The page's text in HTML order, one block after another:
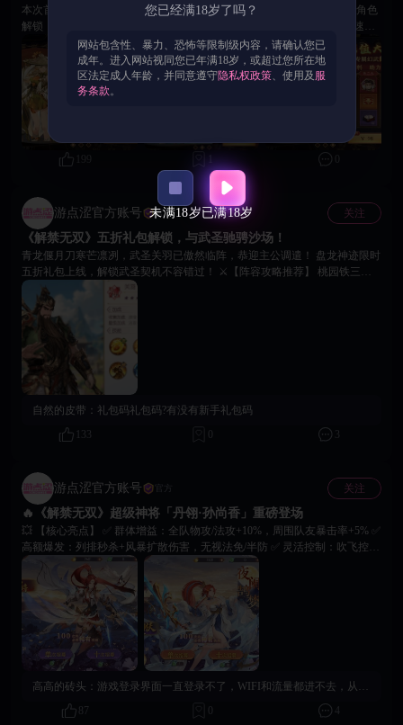
本次首充回馈全面升级，多档特惠礼包助力英雄养成、战力提升与红颜角色
解锁，让你的三国之旅更加精彩！ 💎 首充至尊礼包 开启豪华奖励，快速获
得四星神将黄月英及珍稀道具，解锁专属剧情任务，丰富互动玩法等待你的
探索。 💎 特惠成长礼包 超值30元礼包，轻松解锁黄月英稀有永久皮肤，同
时提升角色星级与好感度，养成效率直线提升，颜值战力双开花！ 💎 豪华
主公礼包 98元即可解锁刘备专属幻武【雌雄双股剑】，助力无双觉醒，全线
提升生命、双攻、双防与速度，让主公实力大幅跃升！ ❤️ 沉浸互动玩法 铜
雀台与藏精阁玩法全新开启，多位红颜英雄等待你的召唤，触发丰富互动剧
情，体验专属养成与战力加成，沉浸感满满！ 🙌 与美女英雄角色触发丰富
互动剧情，情趣宝箱内含蜡烛，皮鞭，震动棒，电击仪等多种互动道具，体
演刘备三顾茅庐与性转版诸葛亮女谋士发生令人遐想连篇的涩涩情节！
1
游点涩官方账号 官方 关注
《解禁无双》五折礼包解锁，与武圣驰骋沙场！
青龙偃月刀寒芒凛冽，武圣关羽已傲然临阵，恭迎主公调遣！ 盘龙神迹限时
五折礼包上线，解锁武圣契机不容错过！ ⚔【阵容攻略推荐】 桃园铁三角
（关羽 + 刘备 + 张飞）：激活专属羁绊可大幅提升全军攻防属性； 搭配珍
品「羊脂玉佩」，强化团队生存与续航能力，助力主公稳占战局先机。 📕
【武圣心得征集】 诚邀各位主公分享关羽培养攻略、阵容搭配，小编将从评
论区中抽取 3 位主公，送出独家专属「解禁无双资源补给包」！ ⏰ 活动倒
计时开启中，让武圣关羽为你横扫千军，问鼎三国霸业！
自然的皮带： 礼包码礼包码?有没有新手礼包码
游点涩官方账号 官方 关注
🔥《解禁无双》超级神将「丹翎·孙尚香」重磅登场
💥 【核心亮点】 ✅ 群体增益：全队物攻/法攻+10%，周围队友暴击率+5% ✅
高额爆发：列排秒杀+风暴扩散伤害，无视法免/半防 ✅ 灵活控制：吹飞控场
+封怒压制，非支配控一键清除 🎁【更多活动】 ➊ 专属幻武「枭姬烈弩」：
开局回怒+暴击伤害拉满，单挑全场生效 ➋ 传说皮肤「夜阑鹄梦」：朱红马
尾+流光裙摆，颜值收藏双在线 ⏰七日限时专属活动，即刻登录《解禁无
双》，执掌箭神之威，开启全新征伐传奇！
高高的砖头： 游戏登录界面一直登录不了，WIFI和流量都进不去，从新下载游戏也进不去
87
4
您已经满18岁了吗？
网站包含性、暴力、恐怖等限制级内容，请确认您已
成年。进入网站视同您已年满18岁，或超过您所在地
区法定成人年龄，并同意遵守隐私权政策、使用及 服
务条款。
未满18岁已满18岁